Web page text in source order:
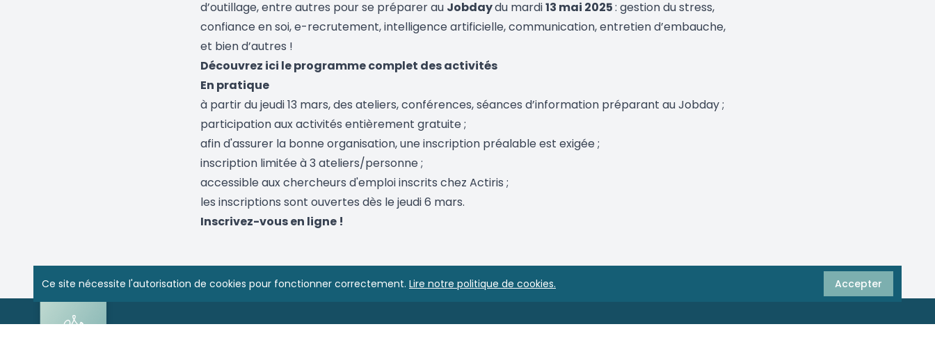
Ce site nécessite l'autorisation de cookies pour fonctionner correctement. Lire notre politique de cookies. Accepter
d’outillage, entre autres pour se préparer au Jobdaydu mardi13 mai 2025: gestion du stress,
confiance en soi, e-recrutement, intelligence artificielle, communication, entretien d’embauche,
et bien d’autres !
Découvrez ici le programme complet des activités
En pratique
à partir du jeudi 13 mars, des ateliers, conférences, séances d’information préparant au Jobday ;
participation aux activités entièrement gratuite ;
afin d'assurer la bonne organisation, une inscription préalable est exigée ;
inscription limitée à 3 ateliers/personne ;
accessible aux chercheurs d'emploi inscrits chez Actiris ;
les inscriptions sont ouvertes dès le jeudi 6 mars.
Inscrivez-vous en ligne !